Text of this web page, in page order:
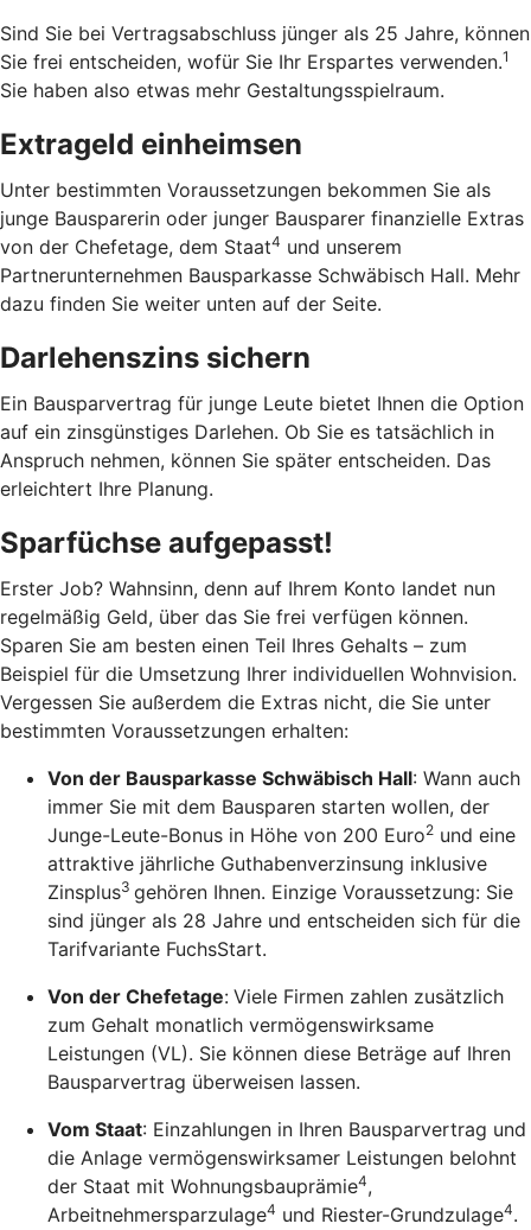
Sind Sie bei Vertragsabschluss jünger als 25 Jahre, können
Sie frei entscheiden, wofür Sie Ihr Erspartes verwenden.1
Sie haben also etwas mehr Gestaltungsspielraum.
Extrageld einheimsen
Unter bestimmten Voraussetzungen bekommen Sie als
junge Bausparerin oder junger Bausparer finanzielle Extras
von der Chefetage, dem Staat4 und unserem
Partnerunternehmen Bausparkasse Schwäbisch Hall. Mehr
dazu finden Sie weiter unten auf der Seite.
Darlehenszins sichern
Ein Bausparvertrag für junge Leute bietet Ihnen die Option
auf ein zinsgünstiges Darlehen. Ob Sie es tatsächlich in
Anspruch nehmen, können Sie später entscheiden. Das
erleichtert Ihre Planung.
Sparfüchse aufgepasst!
Erster Job? Wahnsinn, denn auf Ihrem Konto landet nun
regelmäßig Geld, über das Sie frei verfügen können.
Sparen Sie am besten einen Teil Ihres Gehalts – zum
Beispiel für die Umsetzung Ihrer individuellen Wohnvision.
Vergessen Sie außerdem die Extras nicht, die Sie unter
bestimmten Voraussetzungen erhalten:
Von der Bausparkasse Schwäbisch Hall: Wann auch
immer Sie mit dem Bausparen starten wollen, der
Junge-Leute-Bonus in Höhe von 200 Euro2 und eine
attraktive jährliche Guthabenverzinsung inklusive
Zinsplus3 gehören Ihnen. Einzige Voraussetzung: Sie
sind jünger als 28 Jahre und entscheiden sich für die
Tarifvariante FuchsStart.
Von der Chefetage: Viele Firmen zahlen zusätzlich
zum Gehalt monatlich vermögenswirksame
Leistungen (VL). Sie können diese Beträge auf Ihren
Bausparvertrag überweisen lassen.
Vom Staat: Einzahlungen in Ihren Bausparvertrag und
die Anlage vermögenswirksamer Leistungen belohnt
der Staat mit Wohnungsbauprämie4,
Arbeitnehmersparzulage4 und Riester-Grundzulage4.